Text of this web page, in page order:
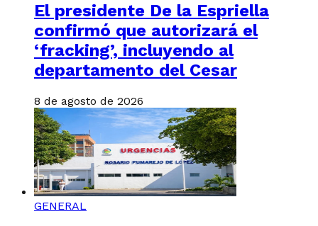
El presidente De la Espriella
confirmó que autorizará el
‘fracking’, incluyendo al
departamento del Cesar
8 de agosto de 2026
GENERAL